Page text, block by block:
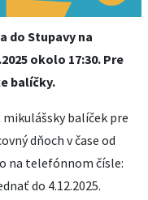
do Stupavy na
okolo 17:30. Pre
balíčky.
balíček pre
dňoch v čase od
na telefónnom čísle:
do 4.12.2025.